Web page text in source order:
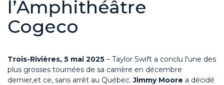
l’Amphithéâtre
Cogeco
Trois-Rivières, 5 mai 2025 – Taylor Swift a conclu l'une des
plus grosses tournées de sa carrière en décembre
dernier,et ce, sans arrêt au Québec.Jimmy Moore a décidé